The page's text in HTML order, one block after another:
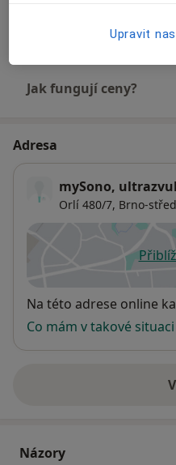
Jak fungují ceny?
Adresa
mySono,
Orlí 480/7, Brno-střed
Dostupnost
Na této adrese online
Co mám v takové
Názory
Upravit